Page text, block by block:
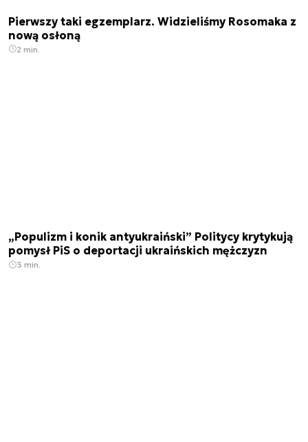
Pierwszy taki egzemplarz. Widzieliśmy Rosomaka z
nową osłoną
2 min.
„Populizm i konik antyukraiński” Politycy krytykują
pomysł PiS o deportacji ukraińskich mężczyzn
3 min.